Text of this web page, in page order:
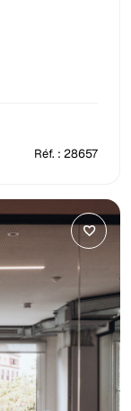
Réf. : 28657